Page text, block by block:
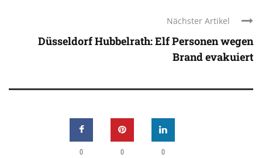
Nächster Artikel
Düsseldorf Hubbelrath: Elf Personen wegen
Brand evakuiert
0 0 0